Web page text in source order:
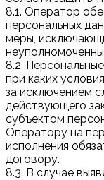
8.1. Оператор
персональных
меры,
8.2.
при каких
за исключением
действующего
субъектом
Оператору на
исполнения
договору.
8.3. В случае